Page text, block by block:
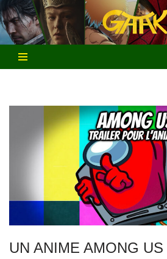
Aller
au
contenu
UN ANIME AMONG